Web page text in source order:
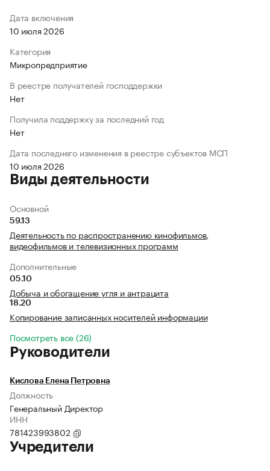
Дата включения
10 июля 2026
Категория
Микропредприятие
В реестре получателей господдержки
Нет
Получила поддержку за последний год
Нет
Дата последнего изменения в реестре субъектов МСП
10 июля 2026
Виды деятельности
Основной
59.13
Деятельность по распространению кинофильмов,
видеофильмов и телевизионных программ
Дополнительные
05.10
Добыча и обогащение угля и антрацита
18.20
Копирование записанных носителей информации
Посмотреть все (26)
Руководители
Кислова Елена Петровна
Должность
Генеральный Директор
ИНН
781423993802
Учредители